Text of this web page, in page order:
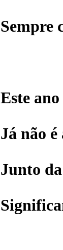
Sempre
Este
Já não
Junto